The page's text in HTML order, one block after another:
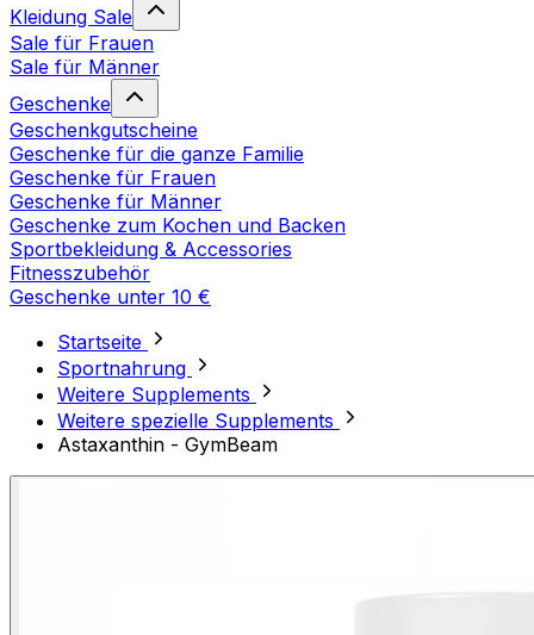
Kleidung Sale
Sale für Frauen
Sale für Männer
Geschenke
Geschenkgutscheine
Geschenke für die ganze Familie
Geschenke für Frauen
Geschenke für Männer
Geschenke zum Kochen und Backen
Sportbekleidung & Accessories
Fitnesszubehör
Geschenke unter 10 €
Startseite
Sportnahrung
Weitere Supplements
Weitere spezielle Supplements
Astaxanthin - GymBeam